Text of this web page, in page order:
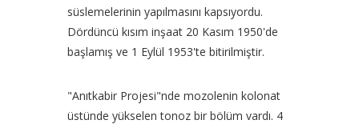
süslemelerinin yapılmasını kapsıyordu.
Dördüncü kısım inşaat 20 Kasım 1950'de
başlamış ve 1 Eylül 1953'te bitirilmiştir.
"Anıtkabir Projesi"nde mozolenin kolonat
üstünde yükselen tonoz bir bölüm vardı. 4